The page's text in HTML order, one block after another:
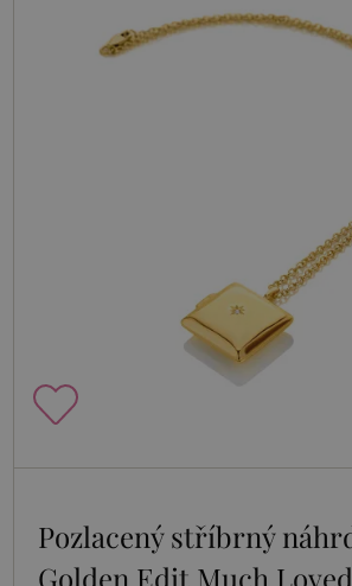
Pozlacený stříbrný
Golden Edit Much Loved